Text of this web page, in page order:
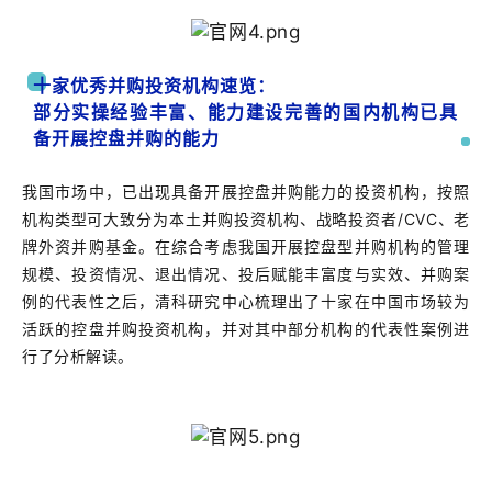
十家优秀并购投资机构速览：
部分实操经验丰富、能力建设完善的国内机构已具
备开展控盘并购的能力
我国市场中，已出现具备开展控盘并购能力的投资机构，按照
机构类型可大致分为本土并购投资机构、战略投资者/CVC、老
牌外资并购基金。在综合考虑我国开展控盘型并购机构的管理
规模、投资情况、退出情况、投后赋能丰富度与实效、并购案
例的代表性之后，清科研究中心梳理出了十家在中国市场较为
活跃的控盘并购投资机构，并对其中部分机构的代表性案例进
行了分析解读。